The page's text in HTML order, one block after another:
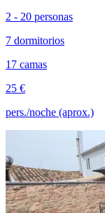
2 - 20 personas
7 dormitorios
17 camas
25 €
pers./noche (aprox.)